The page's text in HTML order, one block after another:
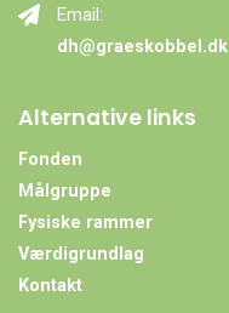
Email:
dh@graeskobbel.dk
Alternative links
Fonden
Målgruppe
Fysiske rammer
Værdigrundlag
Kontakt